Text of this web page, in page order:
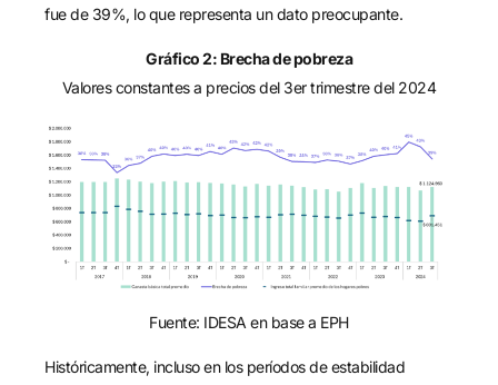
fue de 39%, lo que representa un dato preocupante.
Gráfico 2: Brecha de pobreza
Valores constantes a precios del 3er trimestre del 2024
Fuente: IDESA en base a EPH
Históricamente, incluso en los períodos de estabilidad